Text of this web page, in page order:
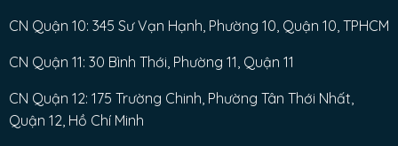
CN Quận 10: 345 Sư Vạn Hạnh, Phường 10, Quận 10, TPHCM
CN Quận 11: 30 Bình Thới, Phường 11, Quận 11
CN Quận 12: 175 Trường Chinh, Phường Tân Thới Nhất,
Quận 12, Hồ Chí Minh